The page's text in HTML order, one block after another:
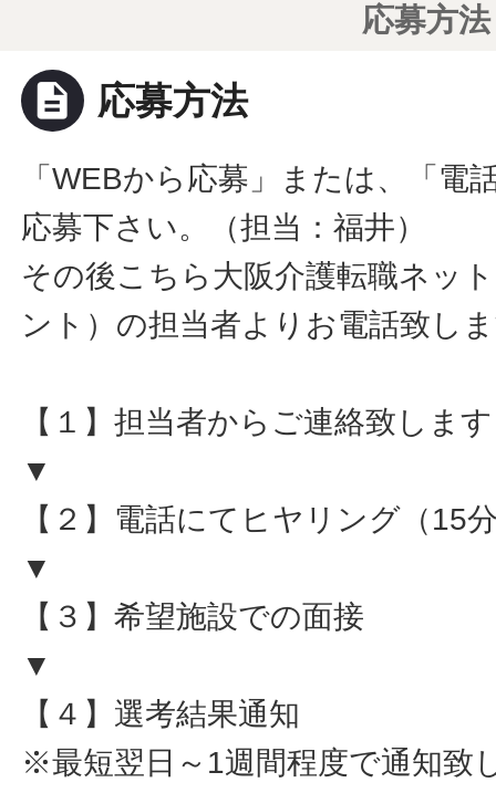
応募方法
description 応募方法
「WEBから応募」または、「電
応募下さい。（担当：福井）
その後こちら大阪介護転職ネッ
ント）の担当者よりお電話致し
【１】担当者からご連絡致します
▼
【２】電話にてヒヤリング（15
▼
【３】希望施設での面接
▼
【４】選考結果通知
※最短翌日～1週間程度で通知致